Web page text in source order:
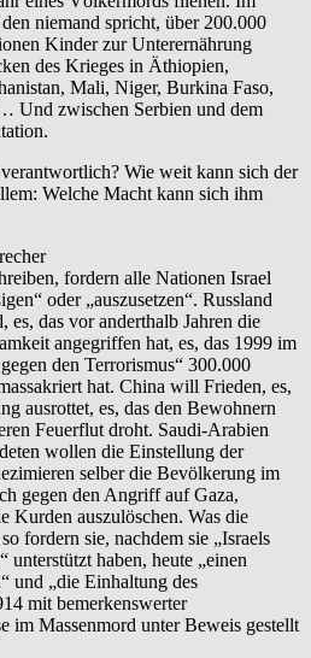
niemand spricht, über 200.000
Kinder zur Unterernährung
des Krieges in Äthiopien,
Mali, Niger, Burkina Faso,
Und zwischen Serbien und dem
Wie weit kann sich der
Welche Macht kann sich ihm
fordern alle Nationen Israel
oder „auszusetzen“. Russland
es, das vor anderthalb Jahren die
angegriffen hat, es, das 1999 im
den Terrorismus“ 300.000
hat. China will Frieden, es,
ausrottet, es, das den Bewohnern
Feuerflut droht. Saudi-Arabien
wollen die Einstellung der
selber die Bevölkerung im
gegen den Angriff auf Gaza,
Kurden auszulöschen. Was die
fordern sie, nachdem sie „Israels
unterstützt haben, heute „einen
und „die Einhaltung des
mit bemerkenswerter
im Massenmord unter Beweis gestellt